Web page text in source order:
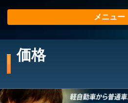
メニュー
価格